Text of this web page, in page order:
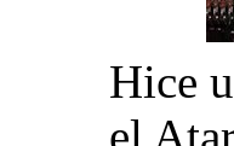
Hice
el